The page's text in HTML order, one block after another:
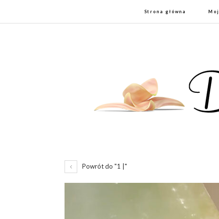
Strona główna
Powrót do "1 |"